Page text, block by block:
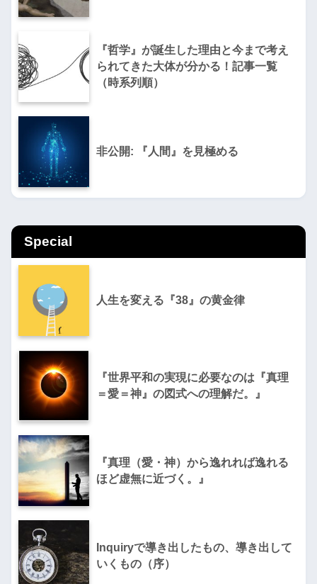
『哲学』が誕生した理由と今まで考え
られてきた大体が分かる！記事一覧
（時系列順）
非公開: 『人間』を見極める
Special
人生を変える『38』の黄金律
『世界平和の実現に必要なのは『真理
＝愛＝神』の図式への理解だ。』
『真理（愛・神）から逸れれば逸れる
ほど虚無に近づく。』
Inquiryで導き出したもの、導き出して
いくもの（序）